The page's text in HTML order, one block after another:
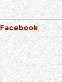
Facebook